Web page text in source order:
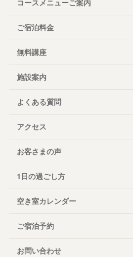
コースメニューご案内
ご宿泊料金
無料講座
施設案内
よくある質問
アクセス
お客さまの声
1日の過ごし方
空き室カレンダー
ご宿泊予約
お問い合わせ